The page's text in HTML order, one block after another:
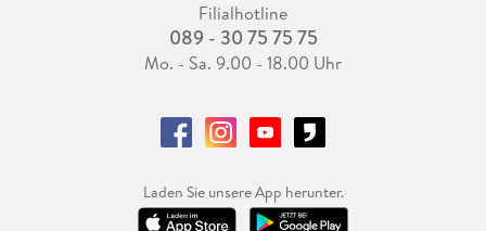
Filialhotline
089 - 30 75 75 75
Mo. - Sa. 9.00 - 18.00 Uhr
Laden Sie unsere App herunter.